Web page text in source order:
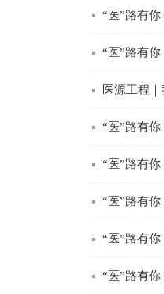
“医”路有
“医”路有
医源工程
“医”路有
“医”路有
“医”路有
“医”路有
“医”路有